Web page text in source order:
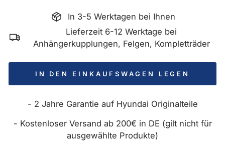
In 3-5 Werktagen bei Ihnen
Lieferzeit 6-12 Werktage bei
Anhängerkupplungen, Felgen, Kompletträder
IN DEN EINKAUFSWAGEN LEGEN
- 2 Jahre Garantie auf Hyundai Originalteile
- Kostenloser Versand ab 200€ in DE (gilt nicht für
ausgewählte Produkte)